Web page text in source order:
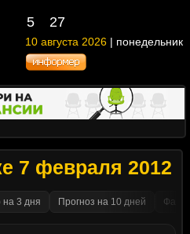
5 27
10 августа 2026 | понедельник
7 февраля 2012
на 3 дня Прогноз на 10 дней